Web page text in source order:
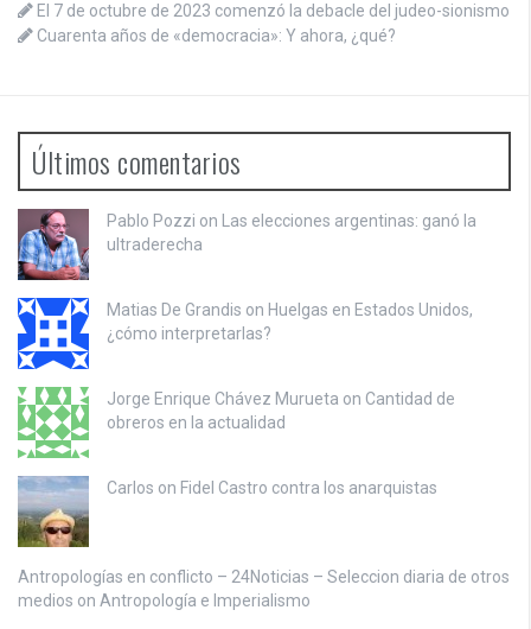
El 7 de octubre de 2023 comenzó la debacle del judeo-sionismo
Cuarenta años de «democracia»: Y ahora, ¿qué?
Últimos comentarios
Pablo Pozzi on Las elecciones argentinas: ganó la
ultraderecha
Matias De Grandis on Huelgas en Estados Unidos,
¿cómo interpretarlas?
Jorge Enrique Chávez Murueta on Cantidad de
obreros en la actualidad
Carlos on Fidel Castro contra los anarquistas
Antropologías en conflicto – 24Noticias – Seleccion diaria de otros
medios on Antropología e Imperialismo